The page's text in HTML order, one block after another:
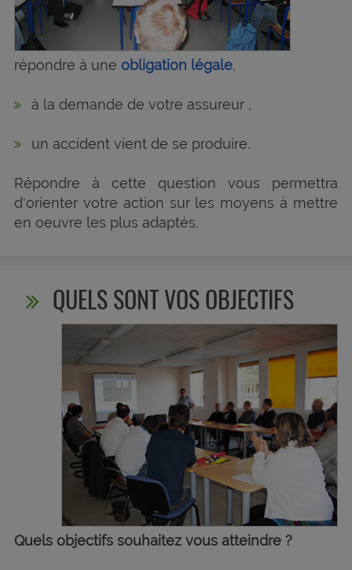
répondre à une obligation légale,
à la demande de votre assureur ,
un accident vient de se produire.
Répondre à cette question vous permettra
d'orienter votre action sur les moyens à mettre
en oeuvre les plus adaptés.
QUELS SONT VOS OBJECTIFS
Quels objectifs souhaitez vous atteindre ?